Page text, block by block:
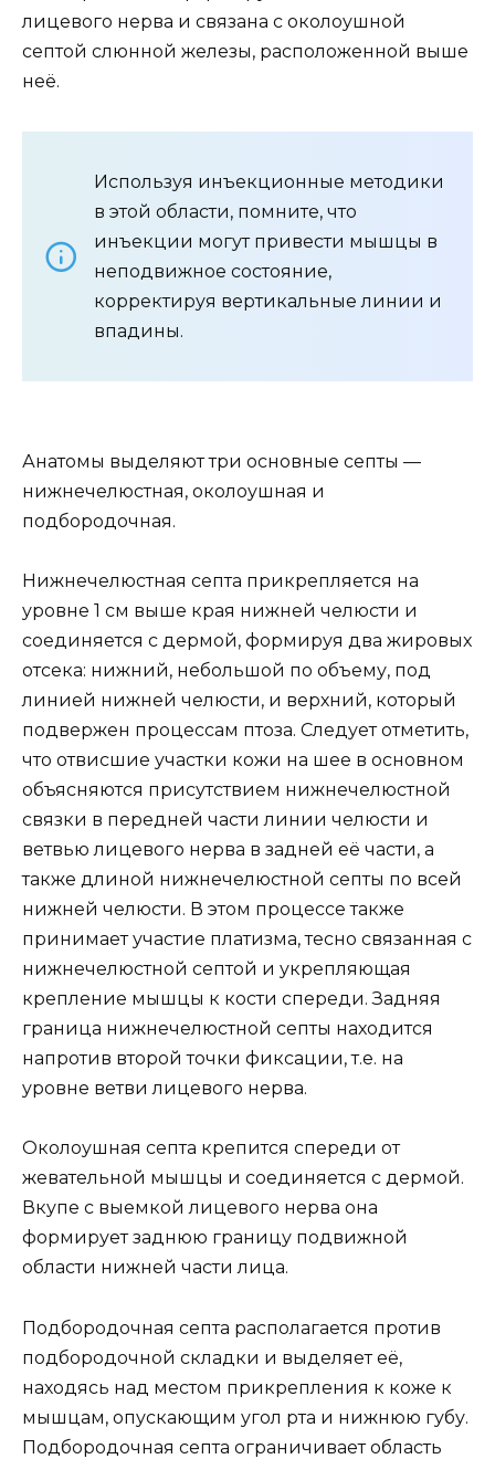
лицевого нерва и связана с околоушной
септой слюнной железы, расположенной выше
неё.
Используя инъекционные методики
в этой области, помните, что
инъекции могут привести мышцы в
неподвижное состояние,
корректируя вертикальные линии и
впадины.
Анатомы выделяют три основные септы —
нижнечелюстная, околоушная и
подбородочная.
Нижнечелюстная септа прикрепляется на
уровне 1 см выше края нижней челюсти и
соединяется с дермой, формируя два жировых
отсека: нижний, небольшой по объему, под
линией нижней челюсти, и верхний, который
подвержен процессам птоза. Следует отметить,
что отвисшие участки кожи на шее в основном
объясняются присутствием нижнечелюстной
связки в передней части линии челюсти и
ветвью лицевого нерва в задней её части, а
также длиной нижнечелюстной септы по всей
нижней челюсти. В этом процессе также
принимает участие платизма, тесно связанная с
нижнечелюстной септой и укрепляющая
крепление мышцы к кости спереди. Задняя
граница нижнечелюстной септы находится
напротив второй точки фиксации, т.е. на
уровне ветви лицевого нерва.
Околоушная септа крепится спереди от
жевательной мышцы и соединяется с дермой.
Вкупе с выемкой лицевого нерва она
формирует заднюю границу подвижной
области нижней части лица.
Подбородочная септа располагается против
подбородочной складки и выделяет её,
находясь над местом прикрепления к коже к
мышцам, опускающим угол рта и нижнюю губу.
Подбородочная септа ограничивает область